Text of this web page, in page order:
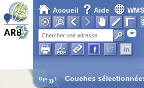
Accueil Aide WMS
Open Street Map
» Couches